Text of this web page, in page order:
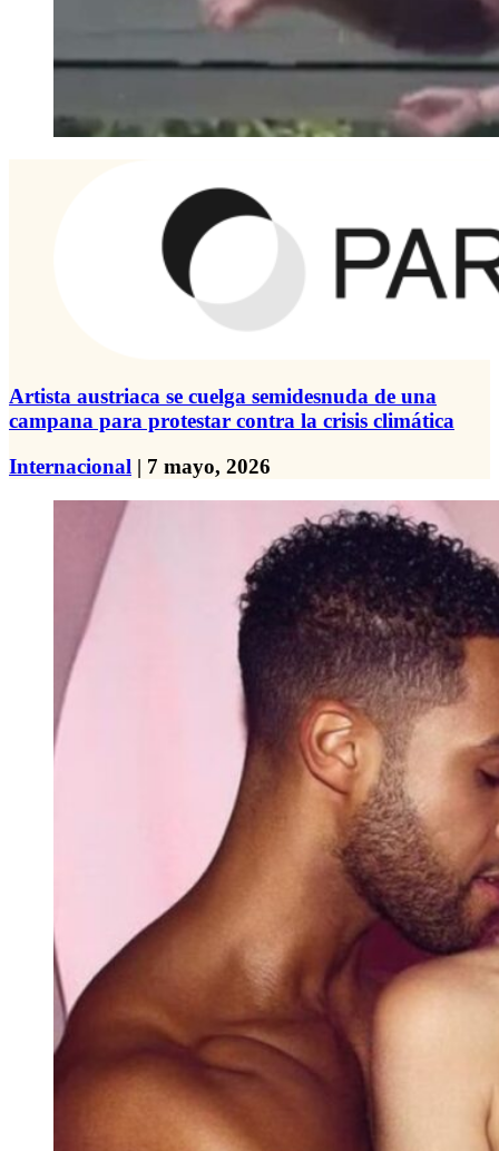
Artista austriaca se cuelga semidesnuda de una
campana para protestar contra la crisis climática
Internacional | 7 mayo, 2026